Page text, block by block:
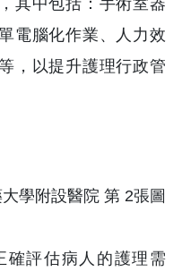
其中包括：手術室器
電腦化作業、人力效
，以提升護理行政管
確評估病人的護理需